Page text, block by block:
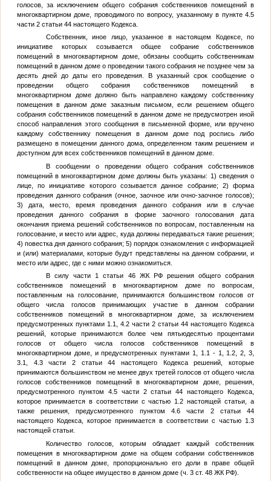
голосов, за исключением общего собрания собственников помещений в
многоквартирном доме, проводимого по вопросу, указанному в пункте 4.5
части 2 статьи 44 настоящего Кодекса.
Собственник, иное лицо, указанное в настоящем Кодексе, по
инициативе которых созывается общее собрание собственников
помещений в многоквартирном доме, обязаны сообщить собственникам
помещений в данном доме о проведении такого собрания не позднее чем за
десять дней до даты его проведения. В указанный срок сообщение о
проведении общего собрания собственников помещений в
многоквартирном доме должно быть направлено каждому собственнику
помещения в данном доме заказным письмом, если решением общего
собрания собственников помещений в данном доме не предусмотрен иной
способ направления этого сообщения в письменной форме, или вручено
каждому собственнику помещения в данном доме под роспись либо
размещено в помещении данного дома, определенном таким решением и
доступном для всех собственников помещений в данном доме.
В сообщении о проведении общего собрания собственников
помещений в многоквартирном доме должны быть указаны: 1) сведения о
лице, по инициативе которого созывается данное собрание; 2) форма
проведения данного собрания (очное, заочное или очно-заочное голосов);
3) дата, место, время проведения данного собрания или в случае
проведения данного собрания в форме заочного голосования дата
окончания приема решений собственников по вопросам, поставленным на
голосование, и место или адрес, куда должны передаваться такие решения;
4) повестка дня данного собрания; 5) порядок ознакомления с информацией
и (или) материалами, которые будут представлены на данном собрании, и
место или адрес, где с ними можно ознакомиться.
В силу части 1 статьи 46 ЖК РФ решения общего собрания
собственников помещений в многоквартирном доме по вопросам,
поставленным на голосование, принимаются большинством голосов от
общего числа голосов принимающих участие в данном собрании
собственников помещений в многоквартирном доме, за исключением
предусмотренных пунктами 1.1, 4.2 части 2 статьи 44 настоящего Кодекса
решений, которые принимаются более чем пятьюдесятью процентами
голосов от общего числа голосов собственников помещений в
многоквартирном доме, и предусмотренных пунктами 1, 1.1 - 1, 1.2, 2, 3,
3.1, 4.3 части 2 статьи 44 настоящего Кодекса решений, которые
принимаются большинством не менее двух третей голосов от общего числа
голосов собственников помещений в многоквартирном доме, решения,
предусмотренного пунктом 4.5 части 2 статьи 44 настоящего Кодекса,
которое принимается в соответствии с частью 1.2 настоящей статьи, а
также решения, предусмотренного пунктом 4.6 части 2 статьи 44
настоящего Кодекса, которое принимается в соответствии с частью 1.3
настоящей статьи.
Количество голосов, которым обладает каждый собственник
помещения в многоквартирном доме на общем собрании собственников
помещений в данном доме, пропорционально его доли в праве общей
собственности на общее имущество в данном доме (ч. 3 ст. 48 ЖК РФ).